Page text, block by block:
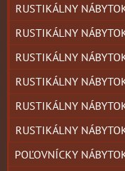
RUSTIKÁLNY
RUSTIKÁLNY
RUSTIKÁLNY
RUSTIKÁLNY
RUSTIKÁLNY
RUSTIKÁLNY
POĽOVNÍCKY